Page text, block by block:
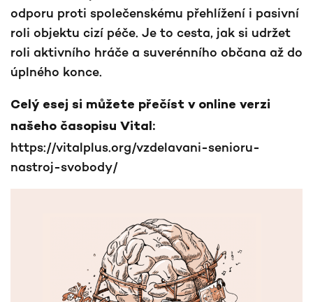
odporu proti společenskému přehlížení i pasivní
roli objektu cizí péče. Je to cesta, jak si udržet
roli aktivního hráče a suverénního občana až do
úplného konce.
Celý esej si můžete přečíst v online verzi
našeho časopisu Vital:
https://vitalplus.org/vzdelavani-senioru-
nastroj-svobody/